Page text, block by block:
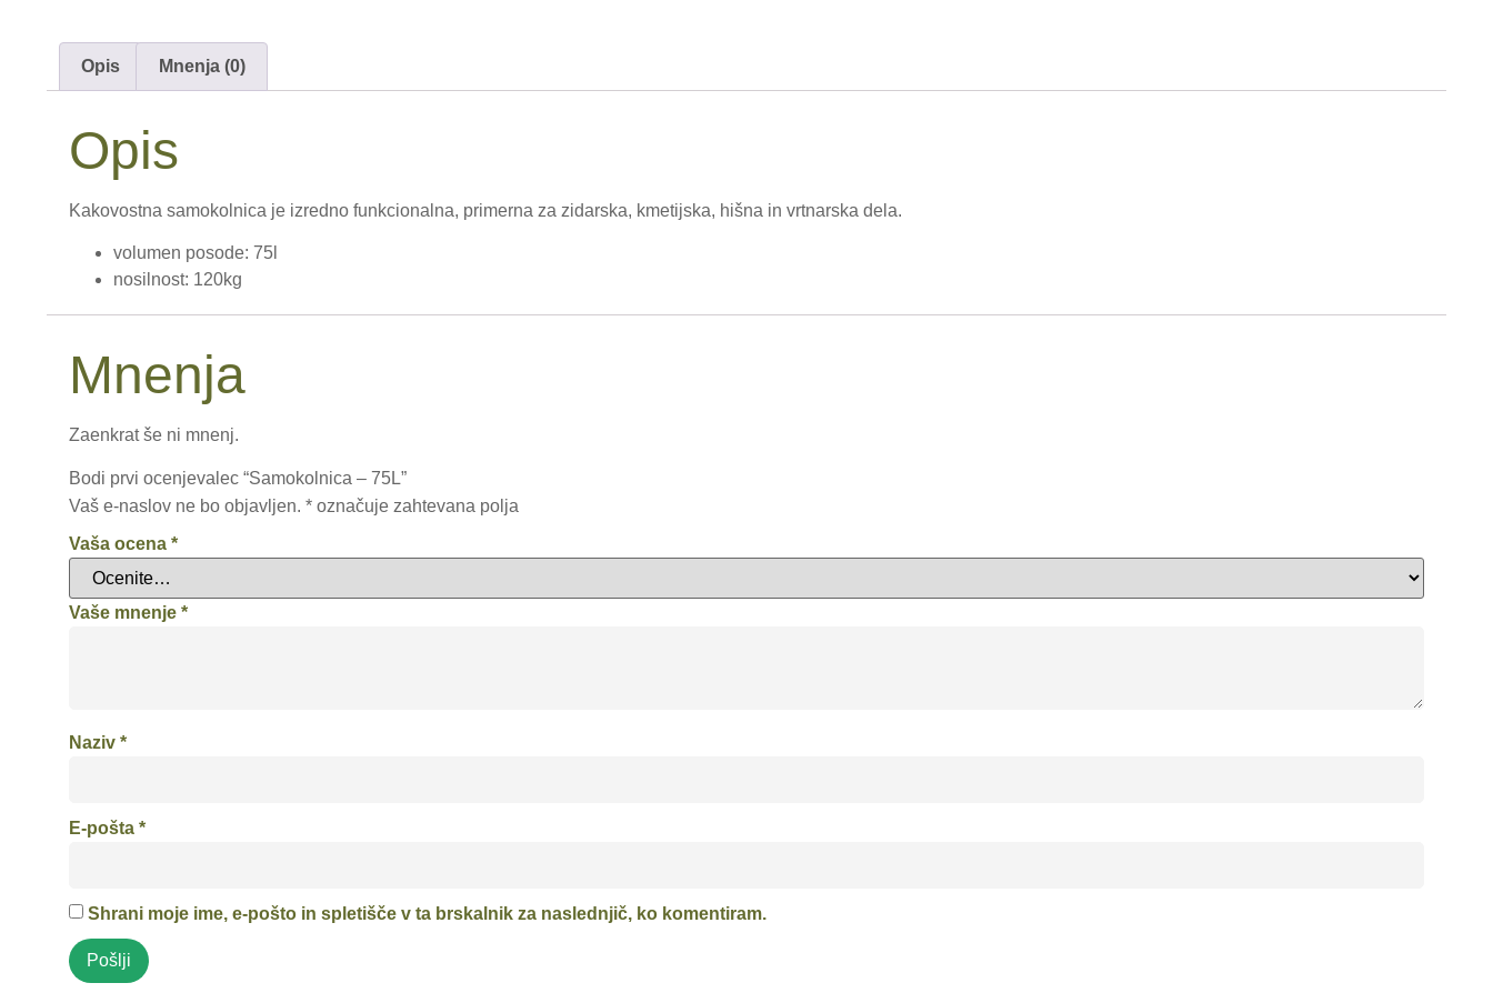
Opis Mnenja (0)
Opis
Kakovostna samokolnica je izredno funkcionalna, primerna za zidarska, kmetijska, hišna in vrtnarska dela.
volumen posode: 75l
nosilnost: 120kg
Mnenja
Zaenkrat še ni mnenj.
Bodi prvi ocenjevalec “Samokolnica – 75L”
Vaš e-naslov ne bo objavljen. * označuje zahtevana polja
Vaša ocena *
Vaše mnenje *
Naziv *
E-pošta *
Shrani moje ime, e-pošto in spletišče v ta brskalnik za naslednjič, ko komentiram.